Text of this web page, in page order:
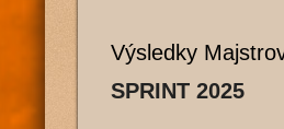
Výsledky
SPRINT 2025